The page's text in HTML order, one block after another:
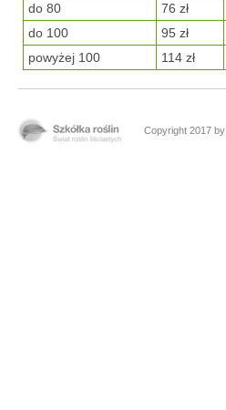
do 80
76 zł
do 100
95 zł
powyżej 100
114 zł
Copyright 2017 by